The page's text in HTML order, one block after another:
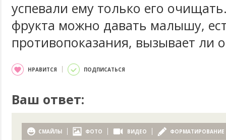
успевали ему только его
фрукта можно давать малышу,
противопоказания, вызывает ли
НРАВИТСЯ ПОДПИСАТЬСЯ
Ваш ответ:
СМАЙЛЫ ФОТО ВИДЕО ФОРМАТИРОВАНИЕ